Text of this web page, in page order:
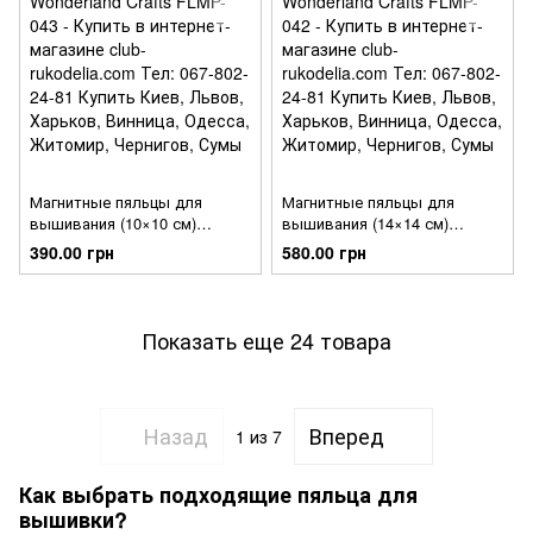
Магнитные пяльцы для
вышивания (10×10 см)
Wonderland Crafts FLMP-043
390.00 грн
Магнитные пяльцы для
вышивания (14×14 см)
Wonderland Crafts FLMP-042
580.00 грн
Показать еще 24 товара
Назад 1 из 7
Вперед
Как выбрать подходящие пяльца для
вышивки?